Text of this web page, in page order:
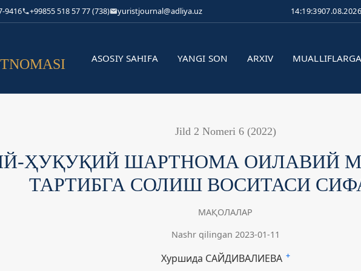
9416 +99855 518 57 77 (738) yuristjournal@adliya.uz 14:19:40
ASOSIY SAHIFA YANGI SON ARXIV MUALLIFLARGA
Jild 2 Nomeri 6 (2022)
ҲУҚУҚИЙ ШАРТНОМА ОИЛАВИЙ
ТАРТИБГА СОЛИШ ВОСИТАСИ
МАҚОЛАЛАР
Nashr qilingan 2023-01-11
Хуршида САЙДИВАЛИЕВА +